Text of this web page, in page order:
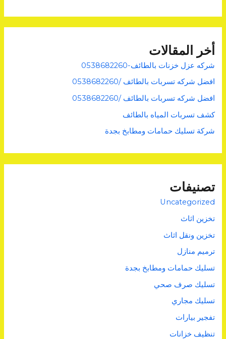
أخر المقالات
شركه عزل خزنات بالطائف-0538682260
افضل شركه تسربات بالطائف /0538682260
افضل شركه تسربات بالطائف /0538682260
كشف تسربات المياه بالطائف
شركة تسليك حمامات ومطابخ بجدة
تصنيفات
Uncategorized
تخزين اثاث
تخزين ونقل اثاث
ترميم منازل
تسليك حمامات ومطابخ بجدة
تسليك صرف صحي
تسليك مجاري
تفجير بيارات
تنظيف خزانات